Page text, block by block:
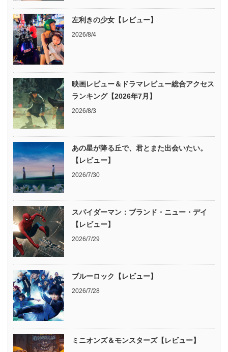
左利きの少女【レビュー】
2026/8/4
映画レビュー＆ドラマレビュー総合アクセス
ランキング【2026年7月】
2026/8/3
あの星が降る丘で、君とまた出会いたい。
【レビュー】
2026/7/30
スパイダーマン：ブランド・ニュー・デイ
【レビュー】
2026/7/29
ブルーロック【レビュー】
2026/7/28
ミニオンズ＆モンスターズ【レビュー】